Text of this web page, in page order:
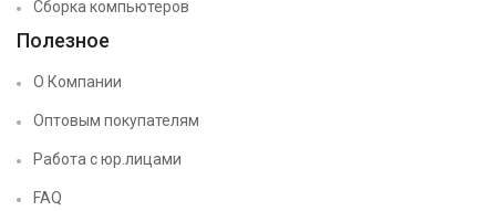
Сборка компьютеров
Полезное
О Компании
Оптовым покупателям
Работа с юр.лицами
FAQ